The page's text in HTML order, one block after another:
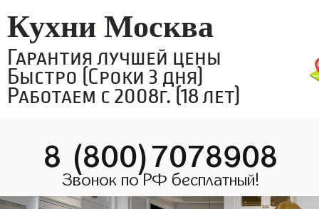
Кухни Москва
Гарантия лучшей цены
Быстро (Сроки 3 дня)
Работаем с 2008г. (18 лет)
8 (800)7078908
Звонок по РФ бесплатный!